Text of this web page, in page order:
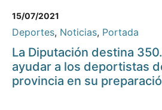
15/07/2021
Deportes, Noticias, Portada
La Diputación destina
ayudar a los deportistas
provincia en su